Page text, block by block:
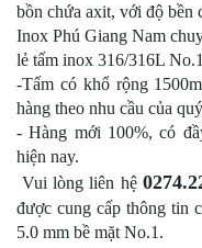
bồn chứa axit, với độ bền
Inox Phú Giang Nam
lẻ tấm inox 316/316L
-Tấm có khổ rộng
hàng theo nhu cầu của
- Hàng mới 100%, có
hiện nay.
Vui lòng liên hệ
được cung cấp thông tin
5.0 mm bề mặt No.1.